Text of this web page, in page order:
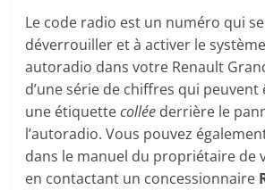
Le code radio est un numéro qui
déverrouiller et à activer le
autoradio dans votre Renault
d’une série de chiffres qui
une étiquettecollée derrière le
l’autoradio. Vous pouvez
dans le manuel du propriétaire de
en contactant un concessionnaire